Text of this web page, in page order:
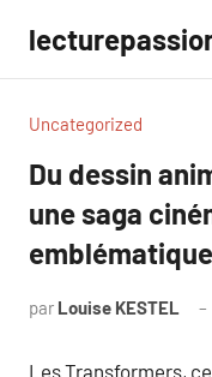
contenu
Uncategorized
Du dessin
une saga
emblématique
par Louise KESTEL
Les Transformers,